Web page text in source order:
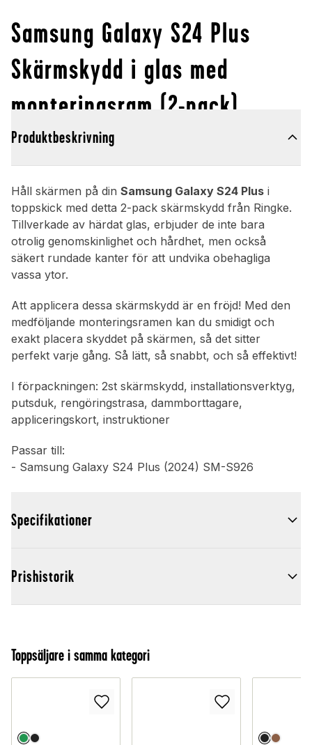
Samsung Galaxy S24 Plus
Skärmskydd i glas med
monteringsram (2-pack)
Produktbeskrivning
Håll skärmen på din Samsung Galaxy S24 Plus i
toppskick med detta 2-pack skärmskydd från Ringke.
Tillverkade av härdat glas, erbjuder de inte bara
otrolig genomskinlighet och hårdhet, men också
säkert rundade kanter för att undvika obehagliga
vassa ytor.
Att applicera dessa skärmskydd är en fröjd! Med den
medföljande monteringsramen kan du smidigt och
exakt placera skyddet på skärmen, så det sitter
perfekt varje gång. Så lätt, så snabbt, och så effektivt!
I förpackningen: 2st skärmskydd, installationsverktyg,
putsduk, rengöringstrasa, dammborttagare,
appliceringskort, instruktioner
Passar till:
- Samsung Galaxy S24 Plus (2024) SM-S926
Specifikationer
Prishistorik
Toppsäljare i samma kategori